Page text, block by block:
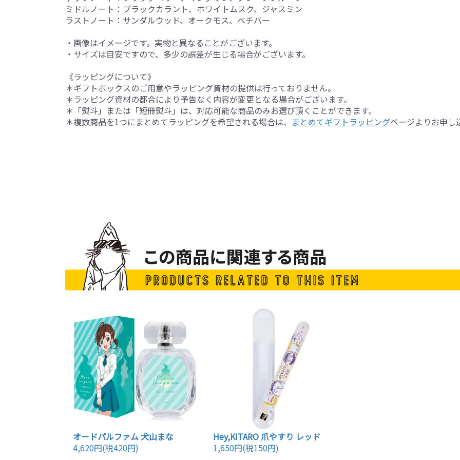
ミドルノート：ブラックカラント、ホワイトムスク、ジャスミン
ラストノート：サンダルウッド、オークモス、ベチバー
・画像はイメージです。実物と異なることがございます。
・サイズは目安ですので、多少の誤差が生じる場合がございます。
《ラッピングについて》
＊ギフトボックスのご用意やラッピング資材の提供は行っておりません。
＊ラッピング資材の都合により予告なく内容が変更となる場合がございます。
＊「熨斗」または「短冊熨斗」は、対応可能な商品のみお選び頂くことができます。
＊複数商品を1つにまとめてラッピングを希望される場合は、 まとめてギフトラッピングページよりお申し
オードパルファム 犬山まな
4,620円(税420円)
Hey,KITARO 爪やすり レッド
1,650円(税150円)